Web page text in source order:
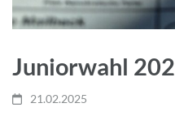
Juniorwahl
21.02.2025